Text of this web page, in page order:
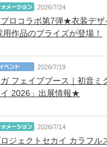
2026/7/24
プロコラボ第7弾★衣装デザ
用作品のプライズが登場！
2026/7/19
フェイブブース｜初音ミ
イ 2026」出展情報★
2026/7/14
ロジェクトセカイ カラフル